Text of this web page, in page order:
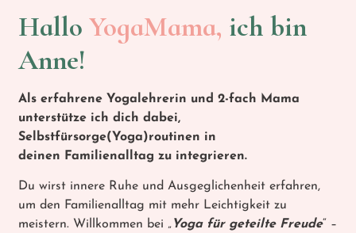
HalloYogaMama, ich bin
Anne!
Als erfahrene Yogalehrerin und 2-fach Mama
unterstütze ich dich dabei,
Selbstfürsorge(Yoga)routinen in
deinen Familienalltag zu integrieren.
Du wirst innere Ruhe und Ausgeglichenheit erfahren,
um den Familienalltag mit mehr Leichtigkeit zu
meistern. Willkommen bei „Yoga für geteilte Freude“ –